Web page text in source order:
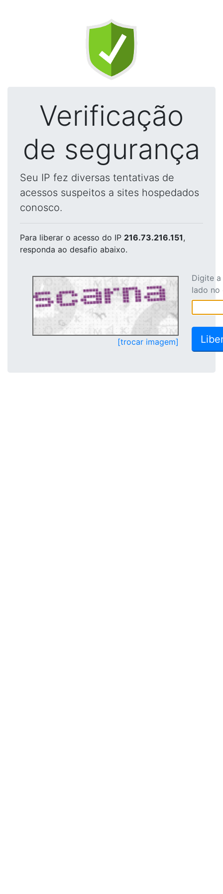
Verificação
de segurança
Seu IP fez diversas tentativas de
acessos suspeitos a sites hospedados
conosco.
Para liberar o acesso do IP 216.73.216.151,
responda ao desafio abaixo.
[trocar imagem]
Digite
lado no